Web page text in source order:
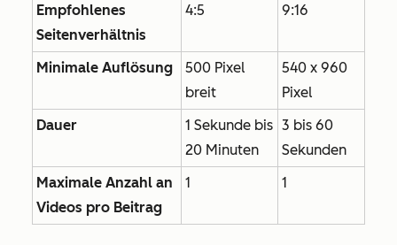
Empfohlenes
Seitenverhältnis
4:5 9:16
Minimale Auflösung
500 Pixel
breit
540 x 960
Pixel
Dauer
1 Sekunde bis
20 Minuten
3 bis 60
Sekunden
Maximale Anzahl an
Videos pro Beitrag
1 1